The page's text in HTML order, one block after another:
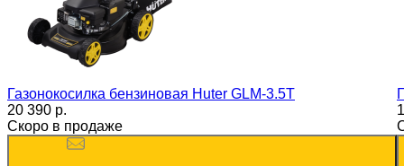
Газонокосилка бензиновая Huter GLM-3.5T
20 390 p.
Скоро в продаже